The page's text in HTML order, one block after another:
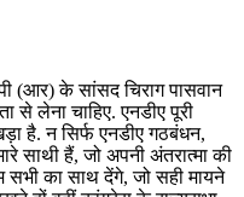
(आर) के सांसद चिराग पासवान
से लेना चाहिए. एनडीए पूरी
है. न सिर्फ एनडीए गठबंधन,
साथी हैं, जो अपनी अंतरात्मा की
सभी का साथ देंगे, जो सही मायने